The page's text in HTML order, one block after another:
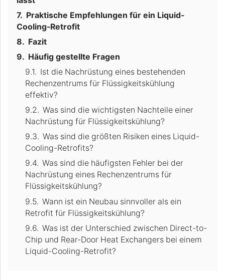
Praktische Empfehlungen für ein Liquid-
Cooling-Retrofit
Fazit
Häufig gestellte Fragen
Ist die Nachrüstung eines bestehenden
Rechenzentrums für Flüssigkeitskühlung
effektiv?
Was sind die wichtigsten Nachteile einer
Nachrüstung für Flüssigkeitskühlung?
Was sind die größten Risiken eines Liquid-
Cooling-Retrofits?
Was sind die häufigsten Fehler bei der
Nachrüstung eines Rechenzentrums für
Flüssigkeitskühlung?
Wann ist ein Neubau sinnvoller als ein
Retrofit für Flüssigkeitskühlung?
Was ist der Unterschied zwischen Direct-to-
Chip und Rear-Door Heat Exchangers bei einem
Liquid-Cooling-Retrofit?